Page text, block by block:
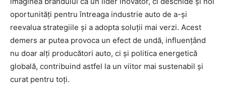
oportunități pentru întreaga industrie auto de a-și
reevalua strategiile și a adopta soluții mai verzi. Acest
demers ar putea provoca un efect de undă, influențând
nu doar alți producători auto, ci și politica energetică
globală, contribuind astfel la un viitor mai sustenabil și
curat pentru toți.